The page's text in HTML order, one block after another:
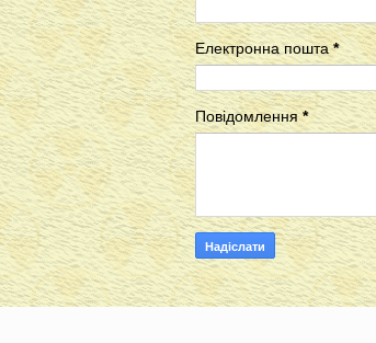
Електронна пошта*
Повідомлення *